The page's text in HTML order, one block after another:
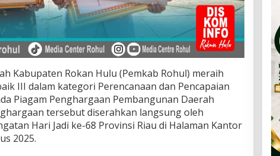
Kabupaten Rokan Hulu (Pemkab Rohul) meraih
III dalam kategori Perencanaan dan Pencapaian
Piagam Penghargaan Pembangunan Daerah
tersebut diserahkan langsung oleh
Hari Jadi ke-68 Provinsi Riau di Halaman Kantor
2025.